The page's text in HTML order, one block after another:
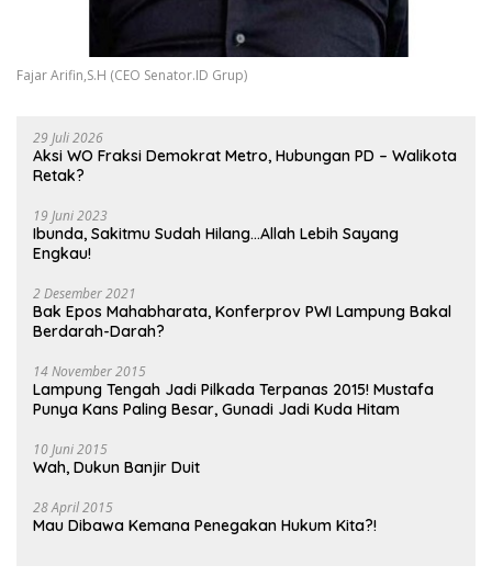
Fajar Arifin,S.H (CEO Senator.ID Grup)
29 Juli 2026
Aksi WO Fraksi Demokrat Metro, Hubungan PD – Walikota
Retak?
19 Juni 2023
Ibunda, Sakitmu Sudah Hilang…Allah Lebih Sayang
Engkau!
2 Desember 2021
Bak Epos Mahabharata, Konferprov PWI Lampung Bakal
Berdarah-Darah?
14 November 2015
Lampung Tengah Jadi Pilkada Terpanas 2015! Mustafa
Punya Kans Paling Besar, Gunadi Jadi Kuda Hitam
10 Juni 2015
Wah, Dukun Banjir Duit
28 April 2015
Mau Dibawa Kemana Penegakan Hukum Kita?!